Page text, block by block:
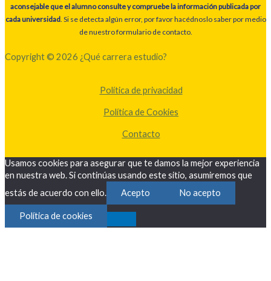
aconsejable que el alumno consulte y compruebe la información publicada por
cada universidad. Si se detecta algún error, por favor hacédnoslo saber por medio
de nuestro formulario de contacto.
Copyright © 2026 ¿Qué carrera estudio?
Política de privacidad
Política de Cookies
Contacto
Usamos cookies para asegurar que te damos la mejor experiencia
en nuestra web. Si continúas usando este sitio, asumiremos que
estás de acuerdo con ello.
Acepto No acepto
Política de cookies